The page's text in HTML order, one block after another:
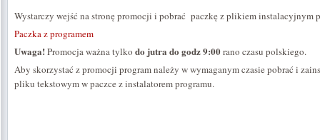
Wystarczy wejść na stronę promocji i pobrać paczkę z plikiem instalacyjnym
Paczka z programem
Uwaga!Promocja ważna tylko do jutra do godz 9:00rano czasu polskiego.
Aby skorzystać z promocji program należy w wymaganym czasie pobrać i
pliku tekstowym w paczce z instalatorem programu.